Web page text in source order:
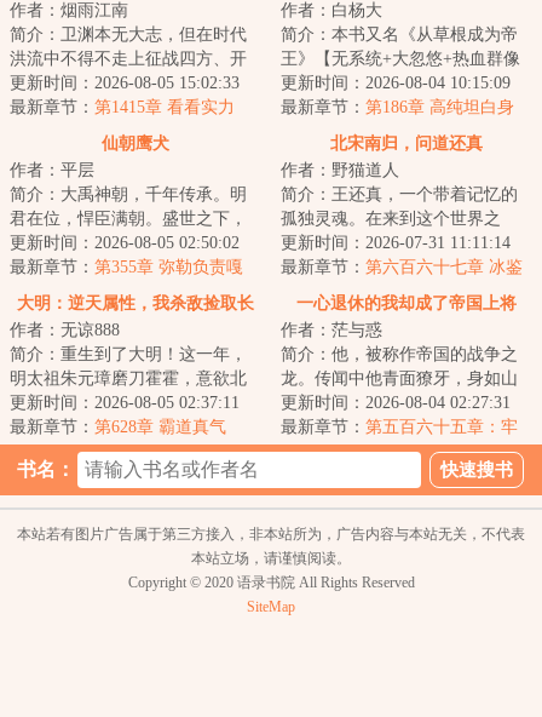
作者：烟雨江南
简介：卫渊本无大志，但在时代
洪流中不得不走上征战四方、开
疆辟土之路，直至关山踏尽，未
曾白头。不正经...
更新时间：2026-08-05 15:02:33
最新章节： 第1415章 看看实力
作者：白杨大
简介：本书又名《从草根成为帝
王》【无系统+大忽悠+热血群像
+战队建设】高纯：“我们要努力
修炼，争取进...
更新时间：2026-08-04 10:15:09
最新章节： 第186章 高纯坦白身
份，画大饼
仙朝鹰犬
作者：平层
简介：大禹神朝，千年传承。明
君在位，悍臣满朝。盛世之下，
暗流涌动。神魔窥伺，妖孽横
行。连山信觉醒天...
更新时间：2026-08-05 02:50:02
最新章节： 第355章 弥勒负责嘎
嘎，阿信负责乱杀
北宋南归，问道还真
作者：野猫道人
简介：王还真，一个带着记忆的
孤独灵魂。在来到这个世界之
后，亲眼目睹了金人屠村。他和
来送饭的少女侥幸...
更新时间：2026-07-31 11:11:14
最新章节： 第六百六十七章 冰鉴
大明：逆天属性，我杀敌捡取长
作者：无谅888
简介：重生到了大明！这一年，
明太祖朱元璋磨刀霍霍，意欲北
伐，彻定北元，将汉家中原完全
掌控，为自己儿...
更新时间：2026-08-05 02:37:11
最新章节： 第628章 霸道真气
一心退休的我却成了帝国上将
作者：茫与惑
简介：他，被称作帝国的战争之
龙。传闻中他青面獠牙，身如山
岳，长着三头六臂，每天都要吃
掉上百万人才能...
更新时间：2026-08-04 02:27:31
最新章节： 第五百六十五章：牢
姐欲把关，一物降一物
书名：
本站若有图片广告属于第三方接入，非本站所为，广告内容与本站无关，不代表
本站立场，请谨慎阅读。
Copyright © 2020 语录书院 All Rights Reserved
SiteMap